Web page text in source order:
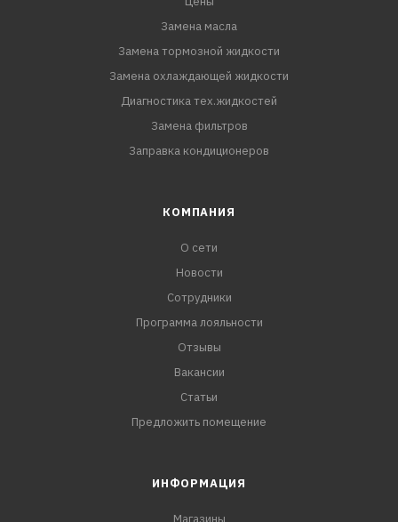
Замена масла
Замена тормозной жидкости
Замена охлаждающей жидкости
Диагностика тех.жидкостей
Замена фильтров
Заправка кондиционеров
КОМПАНИЯ
О сети
Новости
Сотрудники
Программа лояльности
Отзывы
Вакансии
Статьи
Предложить помещение
ИНФОРМАЦИЯ
Магазины